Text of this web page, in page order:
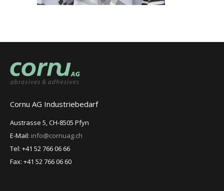
Cornu AG Industriebedarf
Austrasse 5, CH-8505 Pfyn
E-Mail: info@cornuag.ch
Tel: +41 52 766 06 66
Fax: +41 52 766 06 60